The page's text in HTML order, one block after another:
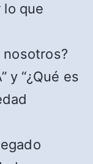
lo que
y “¿Qué es